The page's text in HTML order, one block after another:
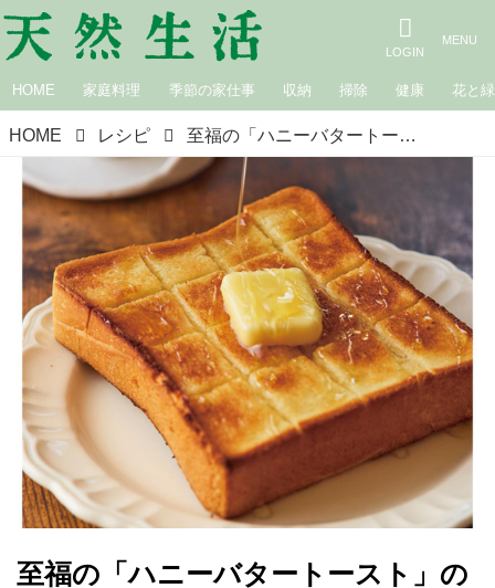
HOME 家庭料理 季節の家仕事 収納 掃除 健康 花と緑
HOME レシピ 至福の「ハニーバタートースト」のつくり方。はちみつたっぷり＆追いバターが正義！やみつき間違いなしの“禁断のおいしさ”／annkoさん
至福の「ハニーバタートースト」の